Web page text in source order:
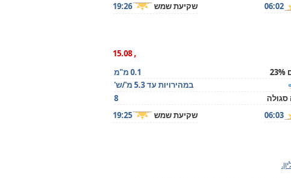
06:02 שקיעת שמש 19:26
, 15.08
0.1 מ"מ
במהירויות עד 5.3 מ'/ש'
סגולה
8
06:03 שקיעת שמש 19:25